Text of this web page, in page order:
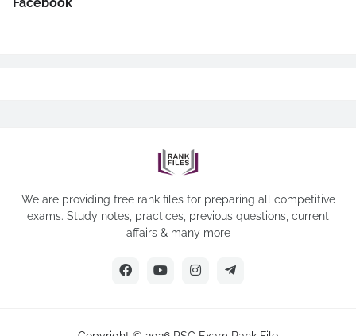
We are providing free rank files for preparing all competitive
exams. Study notes, practices, previous questions, current
affairs & many more